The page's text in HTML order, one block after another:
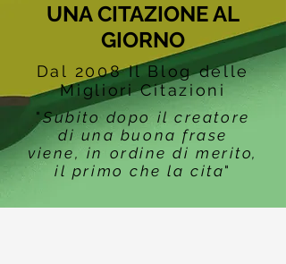
UNA CITAZIONE AL
GIORNO
Dal 2008 Il Blog delle
Migliori Citazioni
"Subito dopo il creatore
di una buona frase
viene, in ordine di merito,
il primo che la cita"